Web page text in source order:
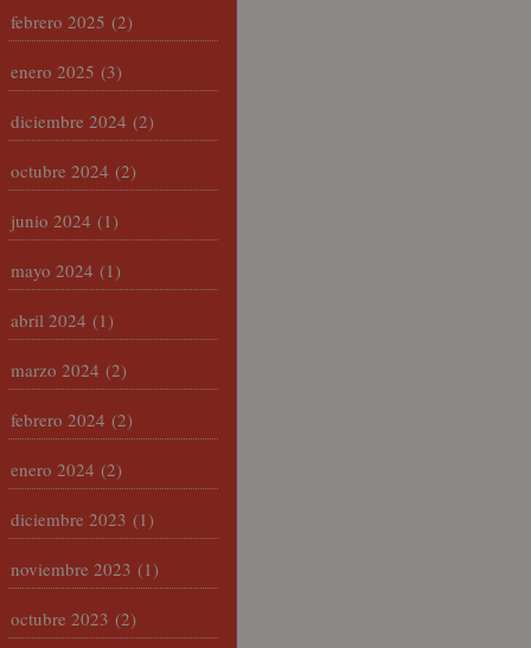
febrero 2025 (2)
enero 2025 (3)
diciembre 2024 (2)
octubre 2024 (2)
junio 2024 (1)
mayo 2024 (1)
abril 2024 (1)
marzo 2024 (2)
febrero 2024 (2)
enero 2024 (2)
diciembre 2023 (1)
noviembre 2023 (1)
octubre 2023 (2)